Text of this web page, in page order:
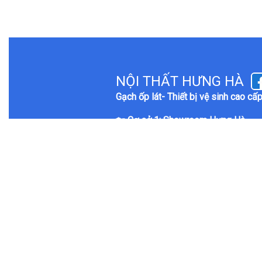
NỘI THẤT HƯNG HÀ
Gạch ốp lát- Thiết bị vệ sinh cao cấp
🏡 Cơ sở 1: Showroom Hưng Hà